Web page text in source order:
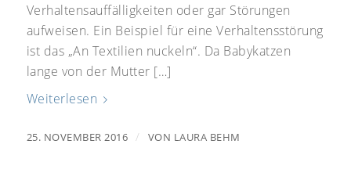
Verhaltensauffälligkeiten oder gar Störungen
aufweisen. Ein Beispiel für eine Verhaltensstörung
ist das „An Textilien nuckeln“. Da Babykatzen
lange von der Mutter […]
Weiterlesen
25. NOVEMBER 2016 / VON LAURA BEHM